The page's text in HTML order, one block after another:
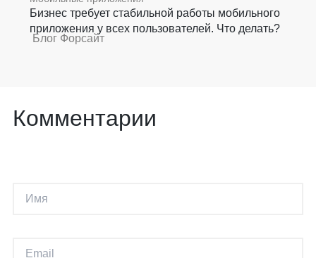
Бизнес требует стабильной работы мобильного
приложения у всех пользователей. Что делать?
Блог Форсайт
Комментарии